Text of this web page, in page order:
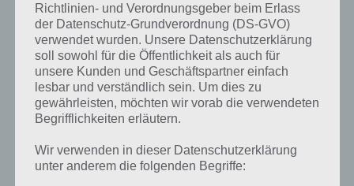
Hier gehts zum iTunes App Store zum Kauf von Bridgy Jones:
Richtlinien- und Verordnungsgeber beim Erlass
der Datenschutz-Grundverordnung (DS-GVO)
verwendet wurden. Unsere Datenschutzerklärung
soll sowohl für die Öffentlichkeit als auch für
unsere Kunden und Geschäftspartner einfach
lesbar und verständlich sein. Um dies zu
gewährleisten, möchten wir vorab die verwendeten
Begrifflichkeiten erläutern.
Wir verwenden in dieser Datenschutzerklärung
unter anderem die folgenden Begriffe: